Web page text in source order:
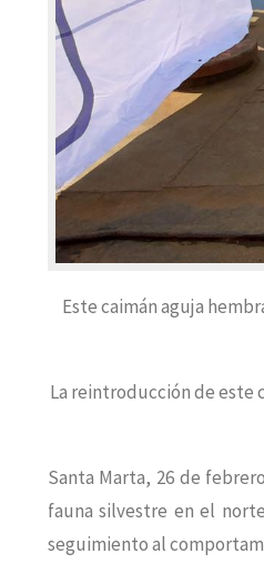
Este caimán aguja
La reintroducción de este
Santa Marta, 26 de
fauna silvestre en el
seguimiento al